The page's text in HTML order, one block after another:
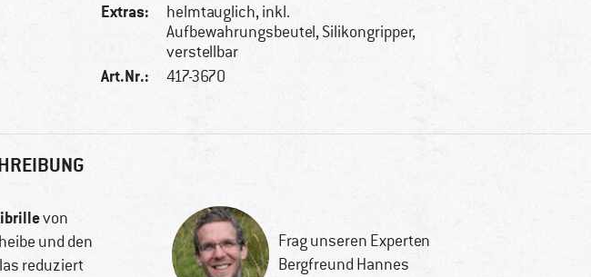
Extras:
helmtauglich, inkl.
Aufbewahrungsbeutel, Silikongripper,
verstellbar
Art.Nr.: 417-3670
von
und den
reduziert
Frag unseren Experten
Bergfreund Hannes